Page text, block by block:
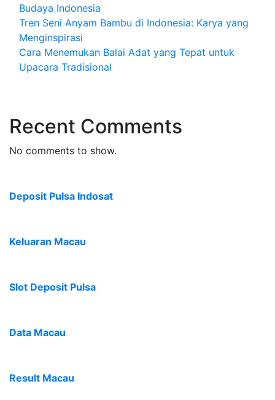
Budaya Indonesia
Tren Seni Anyam Bambu di Indonesia: Karya yang
Menginspirasi
Cara Menemukan Balai Adat yang Tepat untuk
Upacara Tradisional
Recent Comments
No comments to show.
Deposit Pulsa Indosat
Keluaran Macau
Slot Deposit Pulsa
Data Macau
Result Macau